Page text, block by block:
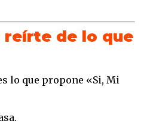
reírte de lo que
lo que propone «Si, Mi